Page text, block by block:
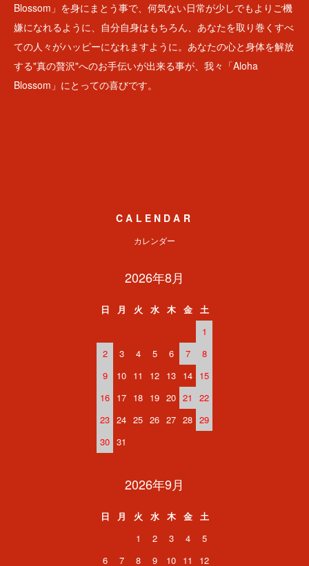
Blossom」を身にまとう事で、何気ない日常が少しでもよりご機
嫌になれるように、自分自身はもちろん、あなたを取り巻くすべ
ての人々がハッピーになれますように。あなたの心と身体を解放
する"真の贅沢"へのお手伝いが出来る事が、我々「Aloha
Blossom」にとっての喜びです。
CALENDAR
カレンダー
2026年8月
日 月 火 水 木 金
土
1
2
3 4 5 6 7
8
9
10 11 12 13 14 15
16 17 18 19 20 21
22
23 24 25 26 27 28 29
30 31
2026年9月
日 月 火 水 木 金
土
1
2 3 4
5
6
7 8 9 10 11
12